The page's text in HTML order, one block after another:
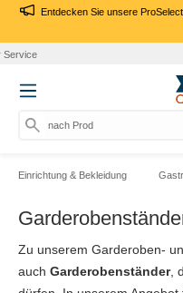
Entdecken Sie unsere
nach Produkt,
Einrichtung & Bekleidung
Zu unserem Garderoben-
auch Garderobenständer,